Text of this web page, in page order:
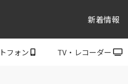
新着情報
フォン TV・レコーダー